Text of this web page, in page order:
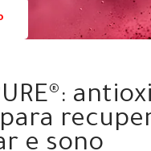
e sono